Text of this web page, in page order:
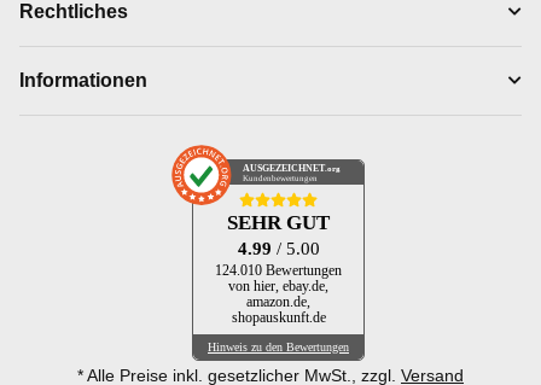
Rechtliches
Informationen
AUSGEZEICHNET .org
Kundenbewertungen
SEHR GUT
4.99 / 5.00
124.010 Bewertungen
von hier, ebay.de,
amazon.de,
shopauskunft.de
Hinweis zu den Bewertungen
* Alle Preise inkl. gesetzlicher MwSt., zzgl. Versand